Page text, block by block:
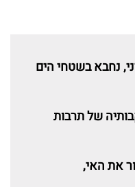
נחבא בשטחי הים
של תרבות
את האי,